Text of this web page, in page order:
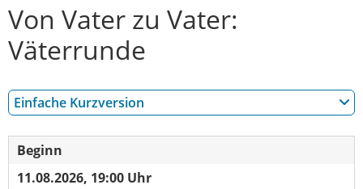
Von Vater zu Vater:
Väterrunde
Einfache Kurzversion
Beginn
11.08.2026, 19:00 Uhr